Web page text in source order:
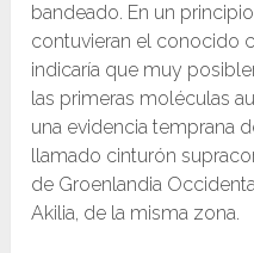
bandeado. En un
contuvieran el conocido
indicaría que muy
las primeras moléculas
una evidencia temprana
llamado cinturón
de Groenlandia
Akilia, de la misma zona.